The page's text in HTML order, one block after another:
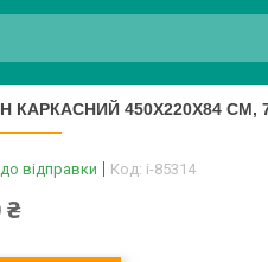
КАРКАСНИЙ 450Х220Х84 СМ,
відправки Код: i-85314
₴